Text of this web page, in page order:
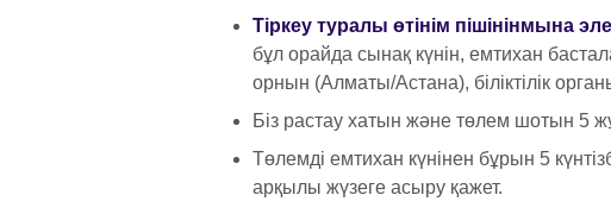
Тіркеу туралы өтінім пішінінмына
бұл орайда сынақ күнін, емтихан
орнын (Алматы/Астана), біліктілік
Біз растау хатын және төлем шотын 5
Төлемді емтихан күнінен бұрын 5
арқылы жүзеге асыру қажет.